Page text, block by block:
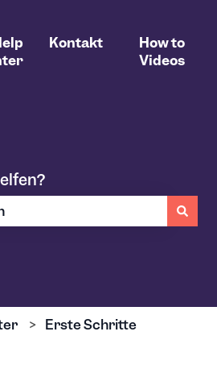
Kontakt
How to
Videos
Erste Schritte